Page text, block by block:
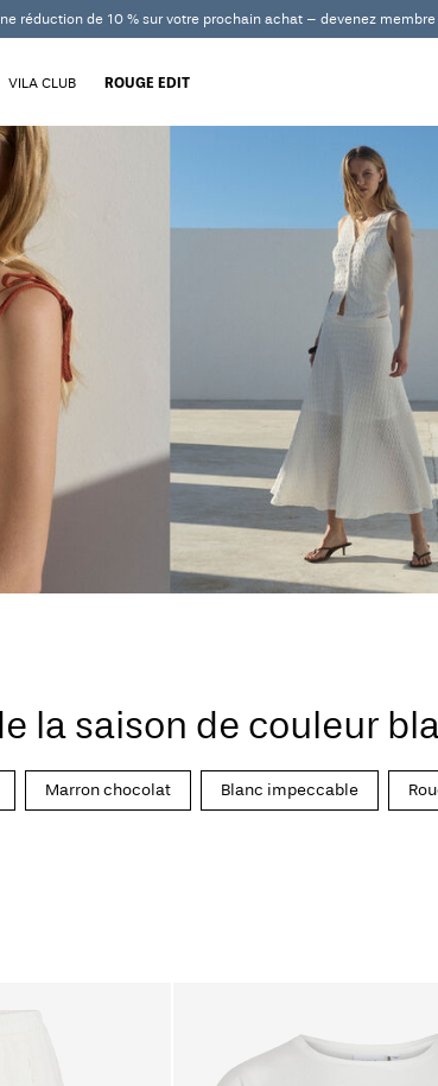
réduction de 10 % sur votre prochain achat – devenez membre
VILA CLUB ROUGE EDIT
la saison de couleur
Marron chocolat Blanc impeccable